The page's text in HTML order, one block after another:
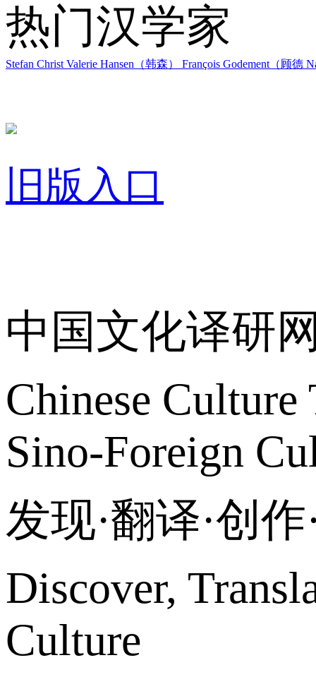
热门汉学家
Stefan Christ Valerie Hansen（韩森） François Godement（顾德
旧版入口
中国文化译研
Chinese
Sino-Foreign
发现·翻译·创
Discover,
Culture